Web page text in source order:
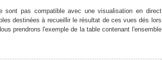
sont pas compatible avec une visualisation en direct
destinées à recueillir le résultat de ces vues dés lors
prendrons l'exemple de la table contenant l'ensemble